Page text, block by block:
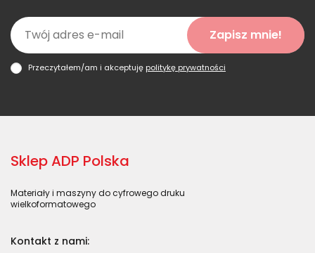
Zapisz mnie!
Przeczytałem/am i akceptuję politykę prywatności
Sklep ADP Polska
Materiały i maszyny do cyfrowego druku
wielkoformatowego
Kontakt z nami: